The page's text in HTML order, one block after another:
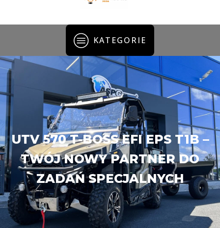
KATEGORIE
UTV 570 T-BOSS EFI EPS T1B –
TWÓJ NOWY PARTNER DO
ZADAŃ SPECJALNYCH